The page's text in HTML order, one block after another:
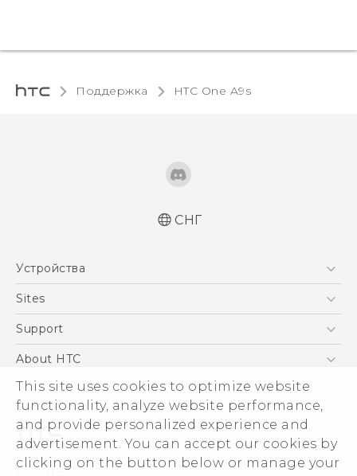
This site uses cookies to optimize website
functionality, analyze website performance,
and provide personalized experience and
advertisement. You can accept our cookies by
clicking on the button below or manage your
Поддержка HTC One A9s‎
Русский - Руководство пользователя
Қазақ - Пайдаланушы нұсқаулығы
СНГ
Устройства
5G
EXODUS
VIVE
Sites
HTC Dev
Support
ПОДДЕРЖКА
About HTC
ESG
Инвестирование
Политика конфиденциальности
Безопасность продуктов